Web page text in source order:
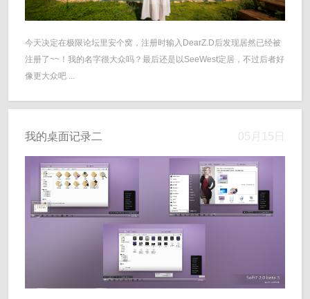
今天决定在极限论坛里安个窝，注册时输入DearZ.D后发现居然已经被
注册了~~！我的名字很大众吗？最后还是以SeeWest定居，不过后者好
像更大众吧 ...
我的桌面记录二 05月15日